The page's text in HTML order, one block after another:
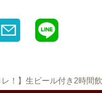
レ！】生ビール付き2時間